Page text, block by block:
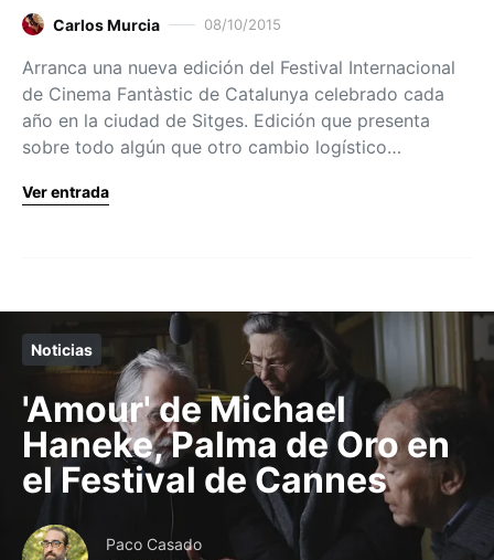
Carlos Murcia 08/10/2015
Arranca una nueva edición del Festival Internacional
de Cinema Fantàstic de Catalunya celebrado cada
año en la ciudad de Sitges. Edición que presenta
sobre todo algún que otro cambio logístico…
Ver entrada
Noticias
'Amour' de Michael
Haneke, Palma de Oro en
el Festival de Cannes
Paco Casado